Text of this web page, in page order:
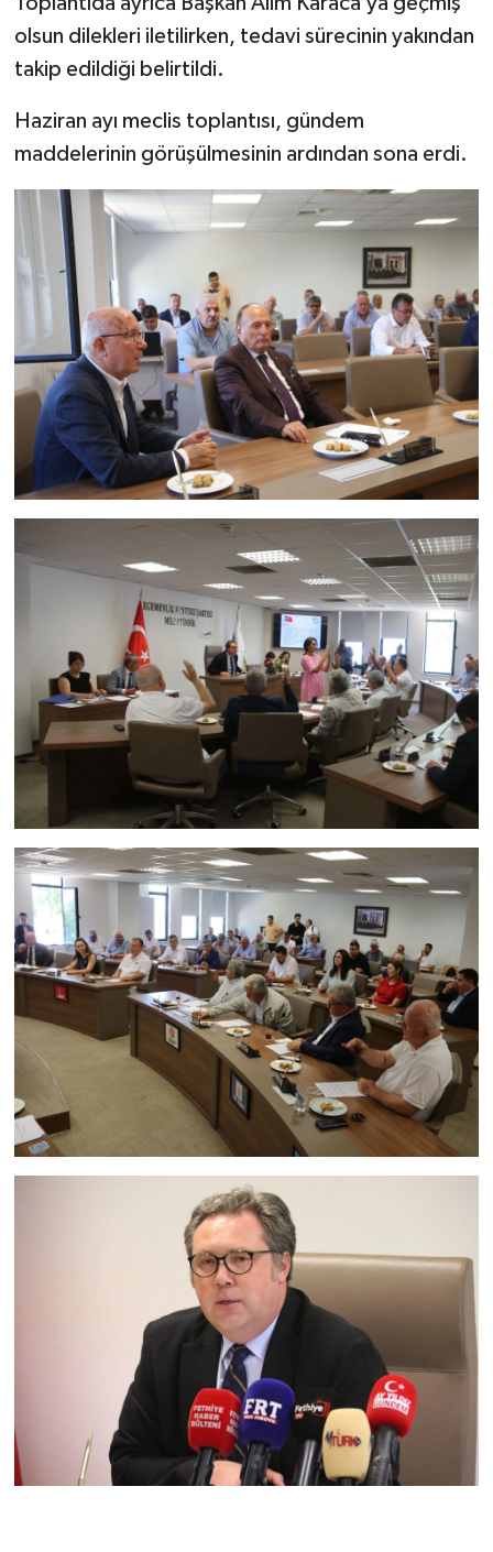
olsun dilekleri iletilirken, tedavi sürecinin yakından
takip edildiği belirtildi.
Haziran ayı meclis toplantısı, gündem
maddelerinin görüşülmesinin ardından sona erdi.